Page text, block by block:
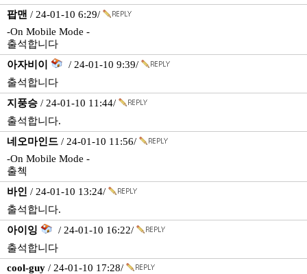
팝맨 / 24-01-10 6:29/
-On Mobile Mode -
출석합니다
아자비이
/ 24-01-10 9:39/
출석합니다
지풍승 / 24-01-10 11:44/
출석합니다.
네오마인드 / 24-01-10 11:56/
-On Mobile Mode -
출첵
바인 / 24-01-10 13:24/
출석합니다.
아이잉
/ 24-01-10 16:22/
출석합니다
cool-guy / 24-01-10 17:28/